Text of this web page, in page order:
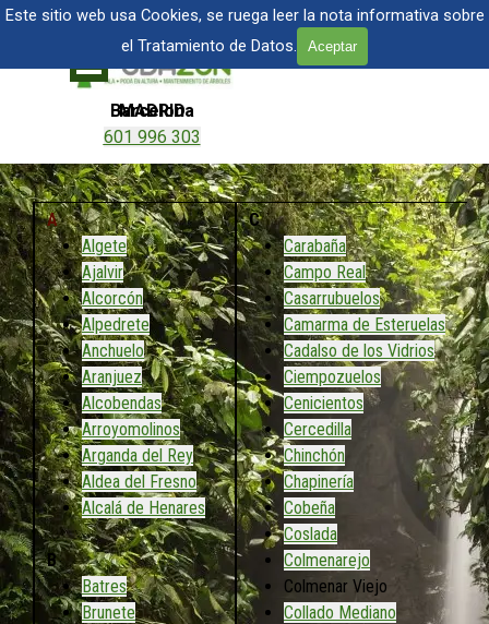
Este sitio web usa Cookies, se ruega leer la nota informativa sobre
el Tratamiento de Datos.
Aceptar
Vaya al ContenidoTALA Y PODA DE ÁRBOLES EN MADRID
Barcelona
601 996 303
MADRID
601 904 866
Saltar menú
A
Algete
Ajalvir
Alcorcón
Alpedrete
Anchuelo
Aranjuez
Alcobendas
Arroyomolinos
Arganda del Rey
Aldea del Fresno
Alcalá de Henares
B
Batres
Brunete
C
Carabaña
Campo Real
Casarrubuelos
Camarma de Esteruelas
Cadalso de los Vidrios
Ciempozuelos
Cenicientos
Cercedilla
Chinchón
Chapinería
Cobeña
Coslada
Colmenarejo
Colmenar Viejo
Collado Mediano